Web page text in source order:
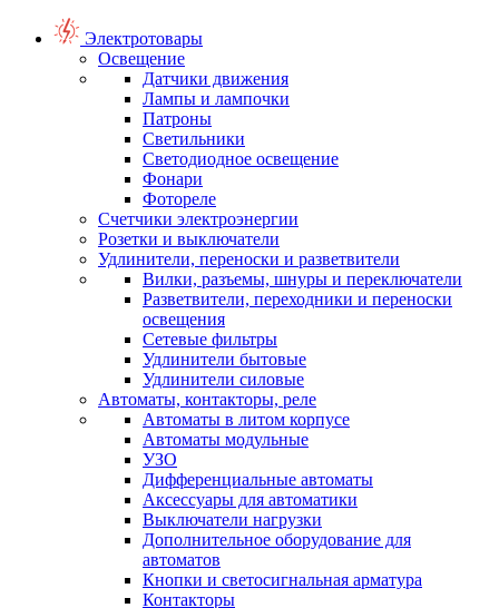
Электротовары
Освещение
Датчики движения
Лампы и лампочки
Патроны
Светильники
Светодиодное освещение
Фонари
Фотореле
Счетчики электроэнергии
Розетки и выключатели
Удлинители, переноски и разветвители
Вилки, разъемы, шнуры и переключатели
Разветвители, переходники и переноски
освещения
Сетевые фильтры
Удлинители бытовые
Удлинители силовые
Автоматы, контакторы, реле
Автоматы в литом корпусе
Автоматы модульные
УЗО
Дифференциальные автоматы
Аксессуары для автоматики
Выключатели нагрузки
Дополнительное оборудование для
автоматов
Кнопки и светосигнальная арматура
Контакторы